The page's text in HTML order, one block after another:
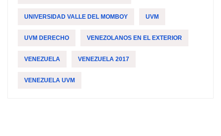
UNIVERSIDAD VALLE DEL MOMBOY UVM
UVM DERECHO VENEZOLANOS EN EL EXTERIOR
VENEZUELA VENEZUELA 2017
VENEZUELA UVM